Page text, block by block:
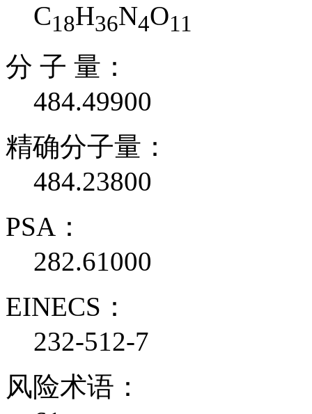
C18H36N4O11
分 子 量：
484.49900
精确分子量：
484.23800
PSA：
282.61000
EINECS：
232-512-7
风险术语：